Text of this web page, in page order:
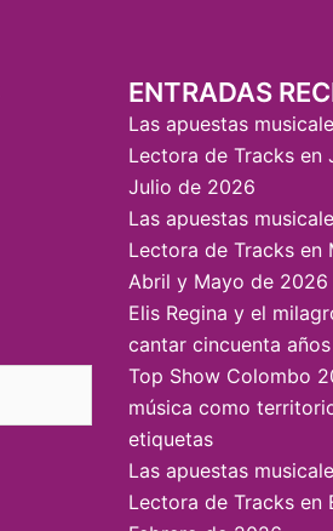
ENTRADAS
Las apuestas
Lectora de Tracks en
Julio de 2026
Las apuestas
Lectora de Tracks en
Abril y Mayo de 2026
Elis Regina y el
cantar cincuenta
Top Show Colombo
música como
etiquetas
Las apuestas
Lectora de Tracks en